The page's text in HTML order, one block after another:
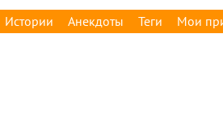
Истории Анекдоты Теги Мои